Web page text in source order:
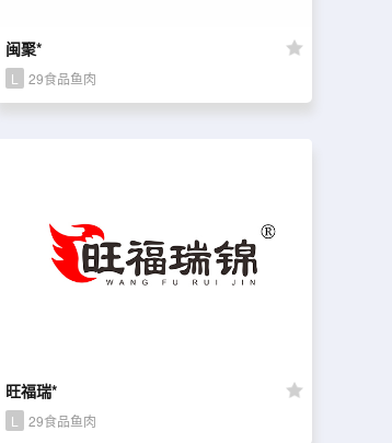
闽聚*
L 29食品鱼肉
旺福瑞*
L 29食品鱼肉